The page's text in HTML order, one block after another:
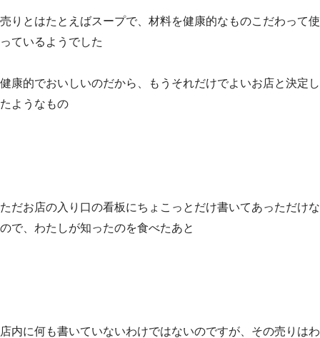
売りとはたとえばスープで、材料を健康的なものこだわって使
っているようでした
健康的でおいしいのだから、もうそれだけでよいお店と決定し
たようなもの
ただお店の入り口の看板にちょこっとだけ書いてあっただけな
ので、わたしが知ったのを食べたあと
店内に何も書いていないわけではないのですが、その売りはわ